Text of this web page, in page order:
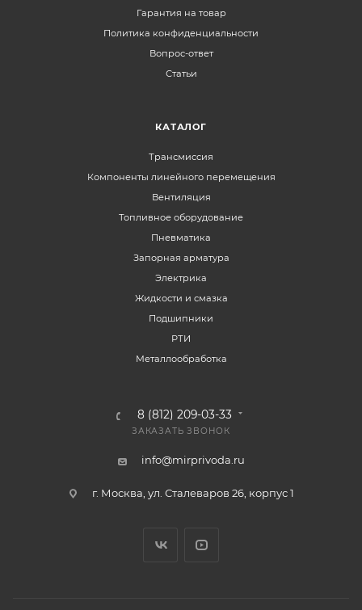
Гарантия на товар
Политика конфиденциальности
Вопрос-ответ
Статьи
КАТАЛОГ
Трансмиссия
Компоненты линейного перемещения
Вентиляция
Топливное оборудование
Пневматика
Запорная арматура
Электрика
Жидкости и смазка
Подшипники
РТИ
Металлообработка
8 (812) 209-03-33
ЗАКАЗАТЬ ЗВОНОК
info@mirprivoda.ru
г. Москва, ул. Сталеваров 26, корпус 1